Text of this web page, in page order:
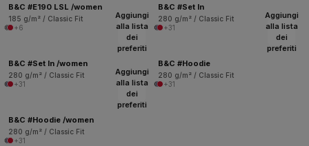
B&C #E190 LSL /women
185 g/m² / Classic Fit
+6
B&C #Set In
280 g/m² / Classic Fit
+31
Aggiungi
alla lista
dei
preferiti
B&C #Set In /women
280 g/m² / Classic Fit
+31
Aggiungi
alla lista
dei
preferiti
B&C #Hoodie
280 g/m² / Classic Fit
+31
Aggiungi
alla lista
dei
preferiti
B&C #Hoodie /women
280 g/m² / Classic Fit
+31